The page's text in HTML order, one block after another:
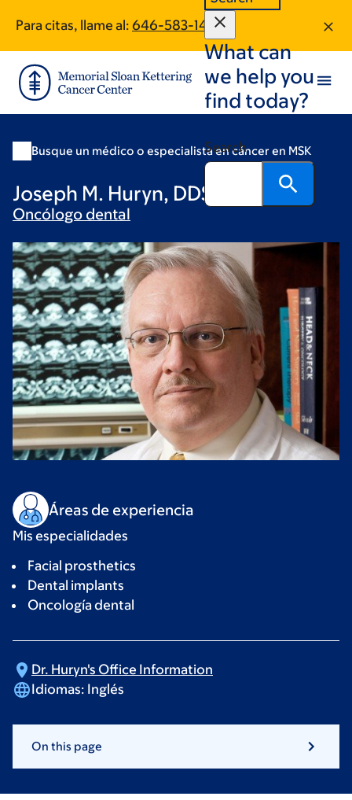
main
content
footer
Para citas, llame al: 646-583-1468
What can
we help you
find today?
Search
Busque un médico o especialista en cáncer en MSK
Joseph M. Huryn, DDS, FAAMP
Oncólogo dental
Áreas de experiencia
Mis especialidades
Facial prosthetics
Dental implants
Oncología dental
Dr. Huryn's Office Information
Idiomas: Inglés
On this page